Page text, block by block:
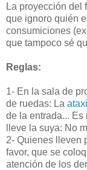
La proyección del
que ignoro quién
consumiciones
que tampoco sé
Reglas:
1- En la sala de
de ruedas: La
de la entrada... Es
lleve la suya: No
2- Quienes lleven
favor, que se
atención de los